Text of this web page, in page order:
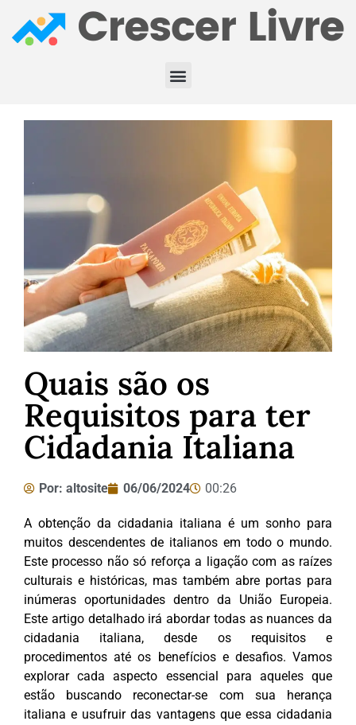
Quais são os
Requisitos para ter
Cidadania Italiana
Por: altosite 06/06/2024 00:26
A obtenção da cidadania italiana é um sonho para
muitos descendentes de italianos em todo o mundo.
Este processo não só reforça a ligação com as raízes
culturais e históricas, mas também abre portas para
inúmeras oportunidades dentro da União Europeia.
Este artigo detalhado irá abordar todas as nuances da
cidadania italiana, desde os requisitos e
procedimentos até os benefícios e desafios. Vamos
explorar cada aspecto essencial para aqueles que
estão buscando reconectar-se com sua herança
italiana e usufruir das vantagens que essa cidadania